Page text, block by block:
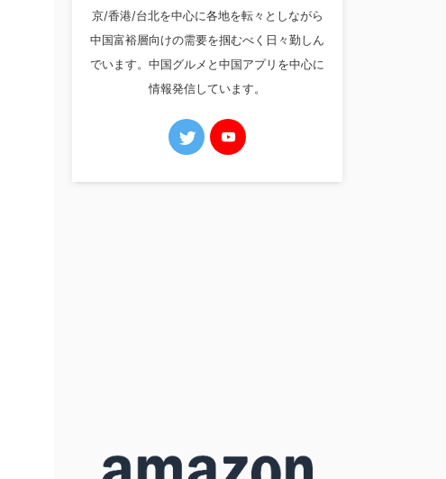
京/香港/台北を中心に各地を転々としながら
中国富裕層向けの需要を掴むべく日々勤しん
でいます。中国グルメと中国アプリを中心に
情報発信しています。